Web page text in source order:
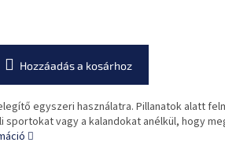
Hozzáadás a kosárhoz
egyszeri használatra. Pillanatok alatt
sportokat vagy a kalandokat anélkül, hogy